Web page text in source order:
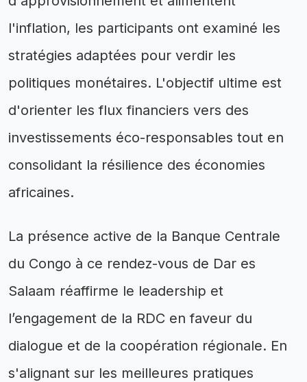
l'inflation, les participants ont examiné les
stratégies adaptées pour verdir les
politiques monétaires. L'objectif ultime est
d'orienter les flux financiers vers des
investissements éco-responsables tout en
consolidant la résilience des économies
africaines.
La présence active de la Banque Centrale
du Congo à ce rendez-vous de Dar es
Salaam réaffirme le leadership et
l’engagement de la RDC en faveur du
dialogue et de la coopération régionale. En
s'alignant sur les meilleures pratiques